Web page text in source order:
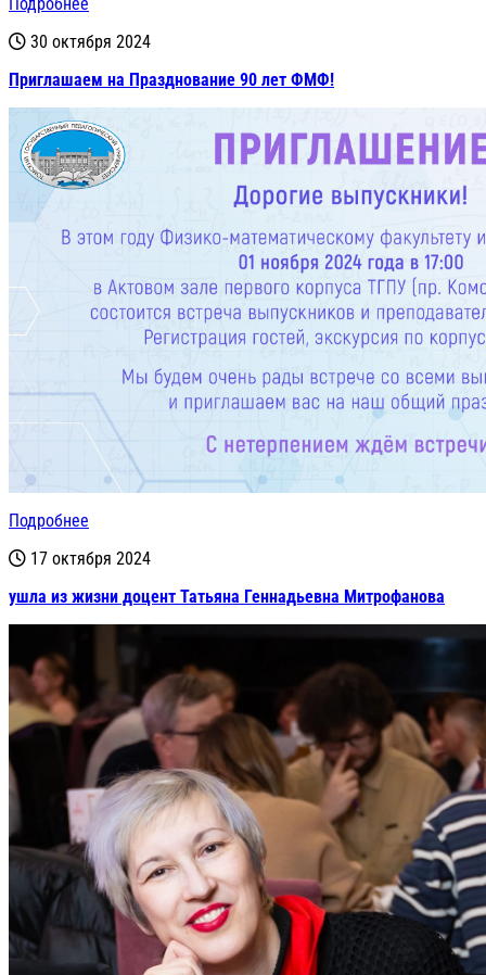
30 октября 2024
Приглашаем на Празднование 90 лет ФМФ!
Подробнее
17 октября 2024
ушла из жизни доцент Татьяна Геннадьевна Митрофанова